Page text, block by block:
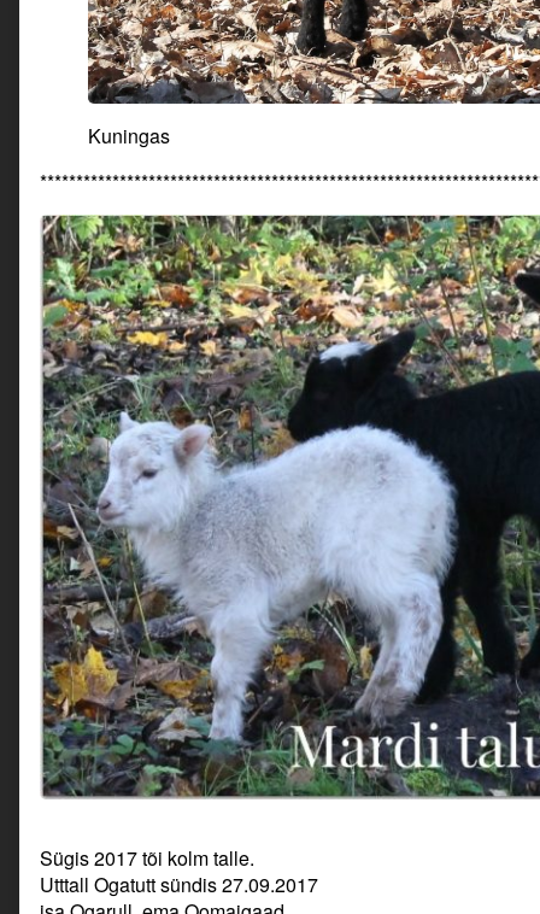
Kuningas
Sügis 2017 tõi kolm talle.
Utttall Ogatutt sündis 27.09.2017